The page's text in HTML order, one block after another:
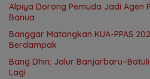
‎Alpiya Dorong Pemuda Jadi Agen
Banua ‎
‎Banggar Matangkan KUA-PPAS
Berdampak
Bang Dhin: Jalur
Lagi